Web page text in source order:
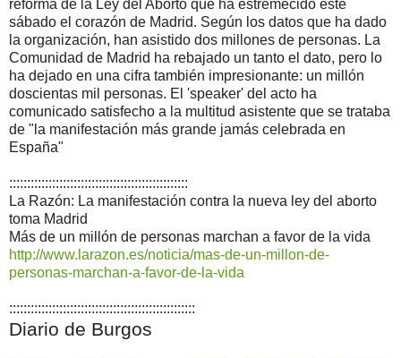
reforma de la Ley del Aborto que ha estremecido este
sábado el corazón de Madrid. Según los datos que ha dado
la organización, han asistido dos millones de personas. La
Comunidad de Madrid ha rebajado un tanto el dato, pero lo
ha dejado en una cifra también impresionante: un millón
doscientas mil personas. El 'speaker' del acto ha
comunicado satisfecho a la multitud asistente que se trataba
de "la manifestación más grande jamás celebrada en
España"
::::::::::::::::::::::::::::::::::::::::::::::::::
La Razón: La manifestación contra la nueva ley del aborto
toma Madrid
Más de un millón de personas marchan a favor de la vida
http://www.larazon.es/noticia/mas-de-un-millon-de-
personas-marchan-a-favor-de-la-vida
::::::::::::::::::::::::::::::::::::::::::::::::::::
Diario de Burgos